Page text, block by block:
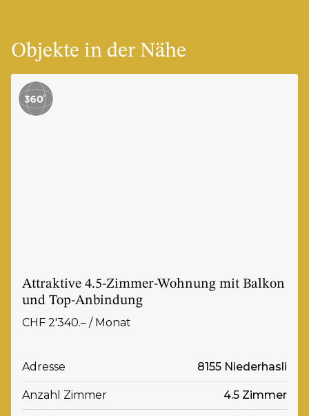
Objekte in der Nähe
Attraktive 4.5-Zimmer-Wohnung mit Balkon
und Top-Anbindung
CHF 2'340.– / Monat
Adresse 8155 Niederhasli
Anzahl Zimmer 4.5 Zimmer